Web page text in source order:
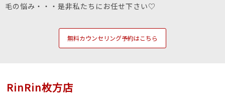
毛の悩み・・・是非私たちにお任せ下さい♡
無料カウンセリング予約はこちら
RinRin枚方店